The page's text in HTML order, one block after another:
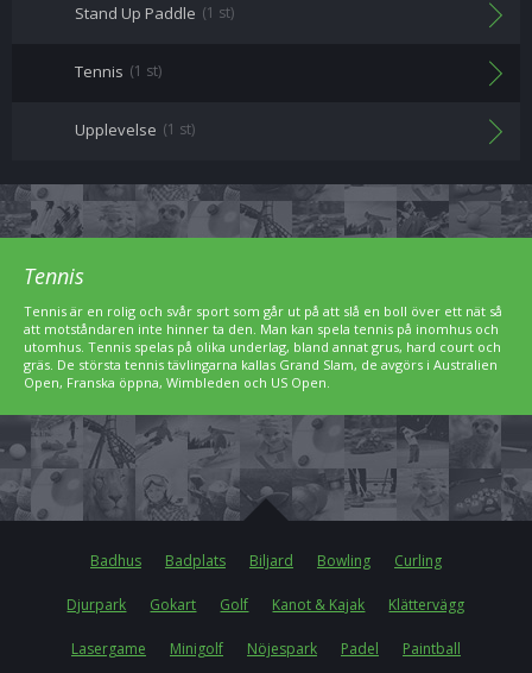
Stand Up Paddle (1 st)
Tennis (1 st)
Upplevelse (1 st)
Tennis
Tennis är en rolig och svår sport som går ut på att slå en boll över ett nät så
att motståndaren inte hinner ta den. Man kan spela tennis på inomhus och
utomhus. Tennis spelas på olika underlag, bland annat grus, hard court och
gräs. De största tennis tävlingarna kallas Grand Slam, de avgörs i Australien
Open, Franska öppna, Wimbleden och US Open.
Badhus Badplats Biljard Bowling Curling
Djurpark Gokart Golf Kanot & Kajak Klättervägg
Lasergame Minigolf Nöjespark Padel Paintball